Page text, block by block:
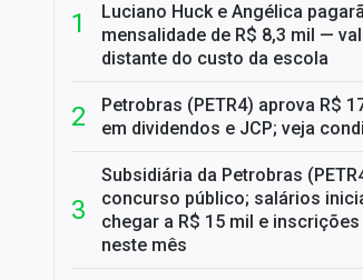
Luciano Huck e Angélica
mensalidade de R$ 8,3 mil —
distante do custo da escola
Petrobras (PETR4) aprova R$
em dividendos e JCP; veja
Subsidiária da Petrobras
concurso público; salários
chegar a R$ 15 mil e inscrições
neste mês